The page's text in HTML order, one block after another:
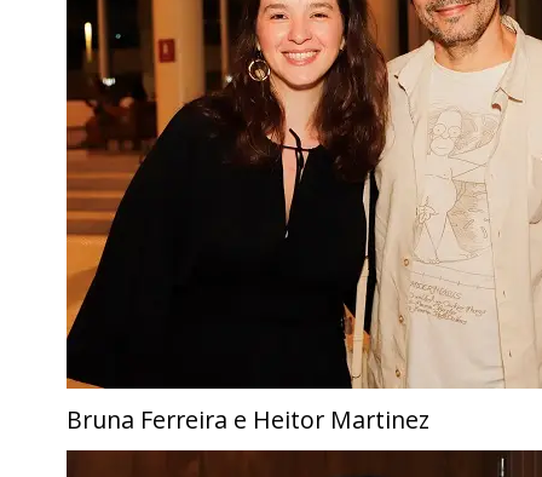
Bruna Ferreira e Heitor Martinez